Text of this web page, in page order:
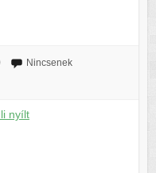
Nincsenek
nyílt